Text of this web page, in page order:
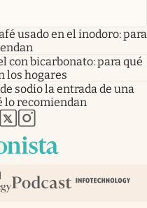
usado en el inodoro: para
con bicarbonato: para qué
los hogares
sodio la entrada de una
lo recomiendan
pestaña
en nueva pestaña
en nueva pestaña
abre en nueva pestaña
abre en nueva pestaña